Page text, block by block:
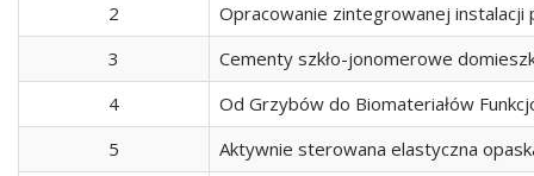
2
Opracowanie zintegrowanej
3
Cementy szkło-jonomerowe
4
Od Grzybów do Biomateriałów
5
Aktywnie sterowana elastyczna